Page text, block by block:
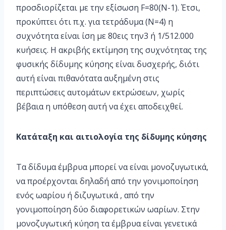
προσδιορίζεται με την εξίσωση F=80(N-1). Έτσι,
προκύπτει ότι π.χ. για τετράδυμα (Ν=4) η
συχνότητα είναι ίση με 80εις την3 ή 1/512.000
κυήσεις. Η ακριβής εκτίμηση της συχνότητας της
φυσικής δίδυμης κύησης είναι δυσχερής, διότι
αυτή είναι πιθανότατα αυξημένη στις
περιπτώσεις αυτομάτων εκτρώσεων, χωρίς
βέβαια η υπόθεση αυτή να έχει αποδειχθεί.
Κατάταξη και αιτιολογία της δίδυμης κύησης
Τα δίδυμα έμβρυα μπορεί να είναι μονοζυγωτικά,
να προέρχονται δηλαδή από την γονιμοποίηση
ενός ωαρίου ή διζυγωτικά , από την
γονιμοποίηση δύο διαφορετικών ωαρίων. Στην
μονοζυγωτική κύηση τα έμβρυα είναι γενετικά